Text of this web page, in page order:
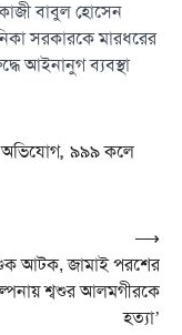
বাবুল হোসেন
সরকারকে মারধরের
আইনানুগ ব্যবস্থা
অভিযোগ, ৯৯৯ কলে
আটক, জামাই পরশের
শ্বশুর আলমগীরকে
হত্যা’
⟶